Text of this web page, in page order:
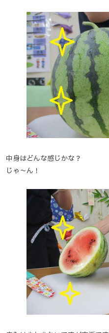
中身はどんな感じかな？
じゃ～ん！